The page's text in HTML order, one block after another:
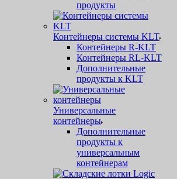
продукты
Контейнеры системы KLT
Контейнеры R-KLT
Контейнеры RL-KLT
Дополнительные
продукты к KLT
Универсальные
контейнеры
Дополнительные
продукты к
универсальным
контейнерам